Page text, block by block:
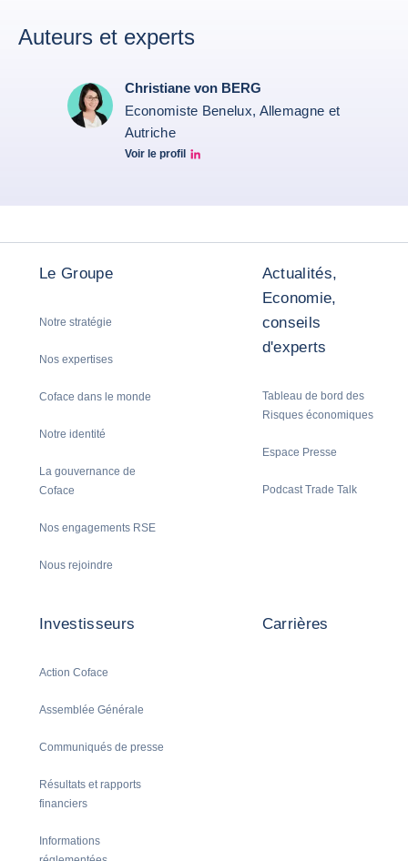
Auteurs et experts
Christiane von BERG
Economiste Benelux, Allemagne et
Autriche
Voir le profil
Christiane von berg linkedin
Le Groupe
Notre stratégie
Nos expertises
Coface dans le monde
Notre identité
La gouvernance de
Coface
Nos engagements RSE
Nous rejoindre
Actualités,
Economie,
conseils
d'experts
Tableau de bord des
Risques économiques
Espace Presse
Podcast Trade Talk
Investisseurs
Action Coface
Assemblée Générale
Communiqués de presse
Résultats et rapports
financiers
Informations
Carrières